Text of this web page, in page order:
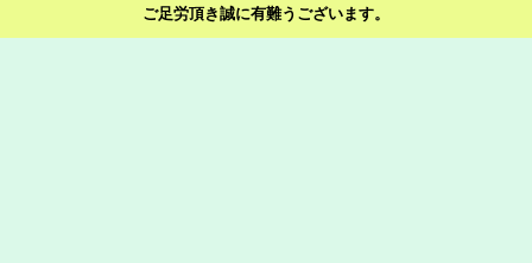
ご足労頂き誠に有難うございます。